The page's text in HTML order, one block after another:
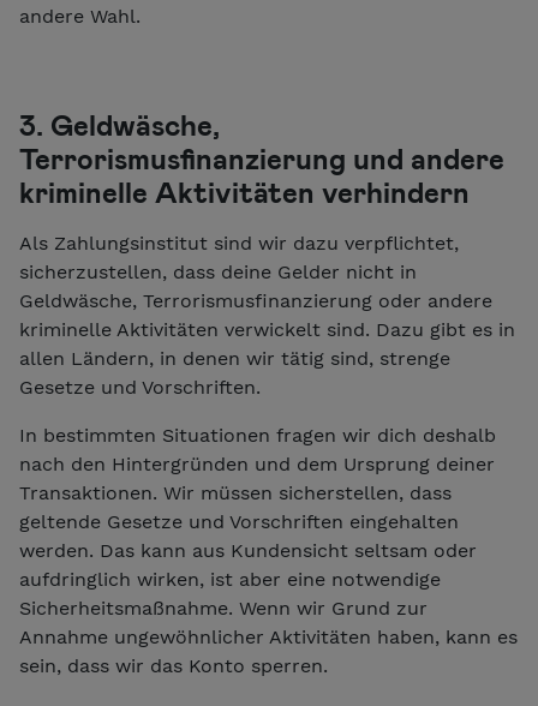
andere Wahl.
3. Geldwäsche,
Terrorismusfinanzierung und andere
kriminelle Aktivitäten verhindern
Als Zahlungsinstitut sind wir dazu verpflichtet,
sicherzustellen, dass deine Gelder nicht in
Geldwäsche, Terrorismusfinanzierung oder andere
kriminelle Aktivitäten verwickelt sind. Dazu gibt es in
allen Ländern, in denen wir tätig sind, strenge
Gesetze und Vorschriften.
In bestimmten Situationen fragen wir dich deshalb
nach den Hintergründen und dem Ursprung deiner
Transaktionen. Wir müssen sicherstellen, dass
geltende Gesetze und Vorschriften eingehalten
werden. Das kann aus Kundensicht seltsam oder
aufdringlich wirken, ist aber eine notwendige
Sicherheitsmaßnahme. Wenn wir Grund zur
Annahme ungewöhnlicher Aktivitäten haben, kann es
sein, dass wir das Konto sperren.